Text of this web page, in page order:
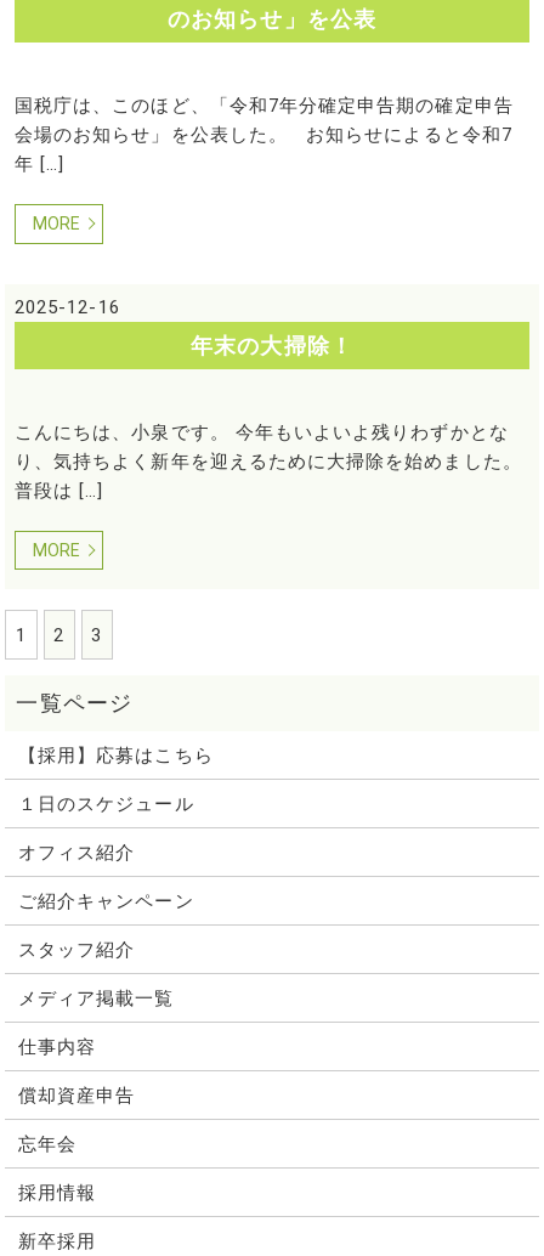
のお知らせ」を公表
国税庁は、このほど、「令和7年分確定申告期の確定申告
会場のお知らせ」を公表した。 お知らせによると令和7
年 […]
MORE
2025-12-16
年末の大掃除！
こんにちは、小泉です。 今年もいよいよ残りわずかとな
り、気持ちよく新年を迎えるために大掃除を始めました。
普段は […]
MORE
1 2 3
【採用】応募はこちら
１日のスケジュール
オフィス紹介
ご紹介キャンペーン
スタッフ紹介
メディア掲載一覧
仕事内容
償却資産申告
忘年会
採用情報
新卒採用